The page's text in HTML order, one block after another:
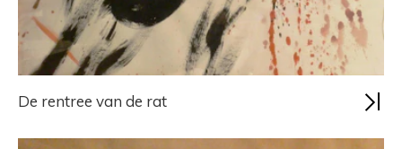
De rentree van de rat